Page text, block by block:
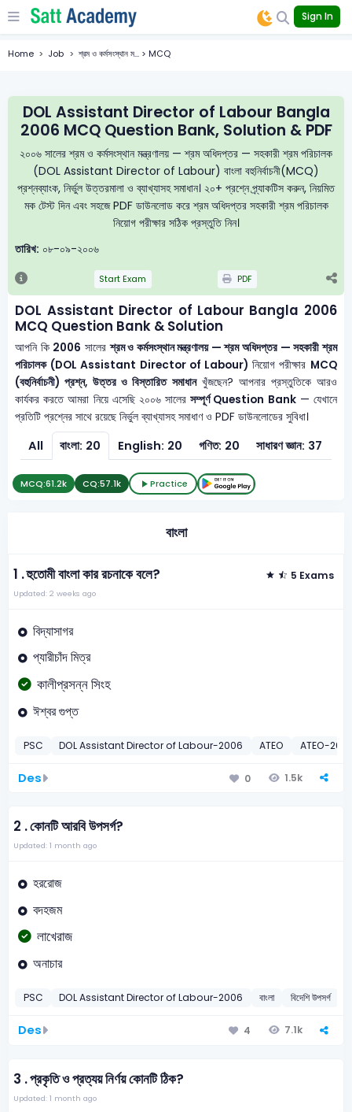
Sign In
Home Job শ্রম ও কর্মসংস্থান ম... > MCQ
DOL Assistant Director of Labour Bangla
2006 MCQ Question Bank, Solution & PDF
২০০৬ সালের শ্রম ও কর্মসংস্থান মন্ত্রণালয় — শ্রম অধিদপ্তর — সহকারী শ্রম পরিচালক
(DOL Assistant Director of Labour) বাংলা বহুনির্বাচনী(MCQ)
প্রশ্নব্যাংক, নির্ভুল উত্তরমালা ও ব্যাখ্যাসহ সমাধান। ২০+ প্রশ্নে প্র্যাকটিস করুন, নিয়মিত
মক টেস্ট দিন এবং সহজে PDF ডাউনলোড করে শ্রম অধিদপ্তর সহকারী শ্রম পরিচালক
নিয়োগ পরীক্ষার সঠিক প্রস্তুতি নিন।
তারিখ: ০৮-০৯-২০০৬
Start Exam PDF
DOL Assistant Director of Labour Bangla 2006
MCQ Question Bank & Solution
আপনি কি 2006 সালেরশ্রম ও কর্মসংস্থান মন্ত্রণালয় — শ্রম অধিদপ্তর — সহকারী শ্রম
পরিচালক (DOL Assistant Director of Labour) নিয়োগ পরীক্ষার MCQ
(বহুনির্বাচনী) প্রশ্ন, উত্তর ও বিস্তারিত সমাধানখুঁজছেন? আপনার প্রস্তুতিকে আরও
কার্যকর করতে আমরা নিয়ে এসেছি ২০০৬ সালেরসম্পূর্ণ Question Bank— যেখানে
প্রতিটি প্রশ্নের সাথে রয়েছে নির্ভুল ব্যাখ্যাসহ সমাধাণ ও PDF ডাউনলোডের সুবিধা।
All বাংলা: 20 English: 20 গণিত: 20 সাধারণ জ্ঞান: 37
MCQ:61.2k CQ:57.1k Practice
বাংলা
1 .হুতোমী বাংলা কার রচনাকে বলে? 5 Exams
Updated: 2 weeks ago
বিদ্যাসাগর
প্যারীচাঁদ মিত্র
কালীপ্রসন্ন সিংহ
ঈশ্বর গুপ্ত
PSC DOL Assistant Director of Labour-2006 ATEO ATEO-
Des 0 1.5k
2 .কোনটি আরবি উপসর্গ?
Updated: 1 month ago
হররোজ
বদহজম
লাখেরাজ
অনাচার
PSC DOL Assistant Director of Labour-2006 বাংলা বিদেশি উপসর্গ
Des 4 7.1k
3 .প্রকৃতি ও প্রত্যয় নির্ণয় কোনটি ঠিক?
Updated: 1 month ago